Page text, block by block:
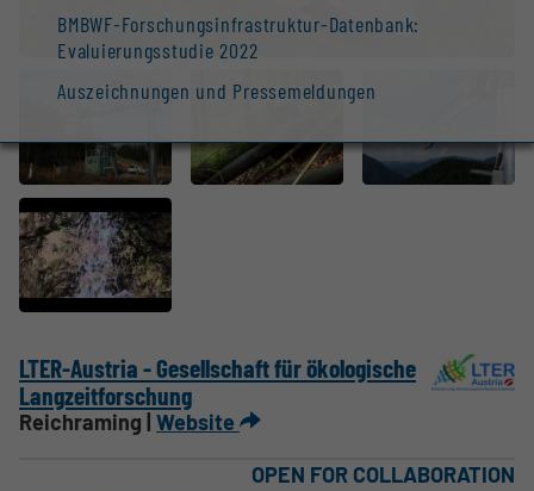
BMBWF-Forschungsinfrastruktur-Datenbank:
Evaluierungsstudie 2022
Auszeichnungen und Pressemeldungen
LTER-Austria - Gesellschaft für ökologische
Langzeitforschung
Reichraming | Website
OPEN FOR COLLABORATION